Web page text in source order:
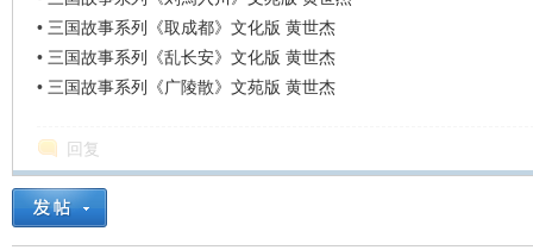
• 三国故事系列《取成都》文化版 黄世杰
• 三国故事系列《乱长安》文化版 黄世杰
• 三国故事系列《广陵散》文苑版 黄世杰
回复